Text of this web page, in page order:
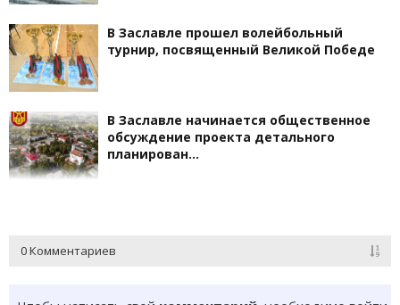
В Заславле прошел волейбольный
турнир, посвященный Великой Победе
В Заславле начинается общественное
обсуждение проекта детального
планирован…
0 Комментариев